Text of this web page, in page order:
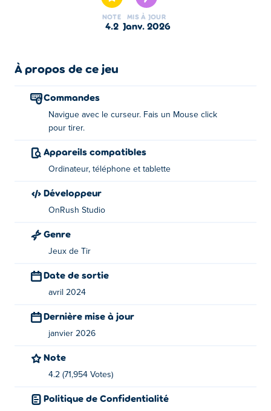
et de conquérir l'océan ? C'est maintenant votre chance
d'y parvenir ! Commencez avec un petit bateau armé
avez gagné en cours de route. Vous pouvez également
rejoindre votre équipage. Qui est prêt à devenir le maître
ultime des mers ?
Comment jouer à Shipo.io ?
Naviguez dans votre vaisseau avec votre curseur et
Qui a créé Shipo.io ?
jeux sur Poki:
, etBurger Bounty
Comment puis-je jouer à Shipo.io gratuitement
Vous pouvez jouer à Shipo.io gratuitement sur Poki.
mobiles et sur un ordinateur de bureau ?
appareils mobiles comme les téléphones et les tablettes.
NOTE
4.2
MIS À JOUR
janv. 2026
À propos de ce jeu
Commandes
Navigue avec le curseur. Fais un Mouse click
pour tirer.
Appareils compatibles
Ordinateur, téléphone et tablette
Développeur
OnRush Studio
Genre
Jeux de Tir
Date de sortie
avril 2024
Dernière mise à jour
janvier 2026
Note
4.2 (71,954 Votes)
Politique de Confidentialité